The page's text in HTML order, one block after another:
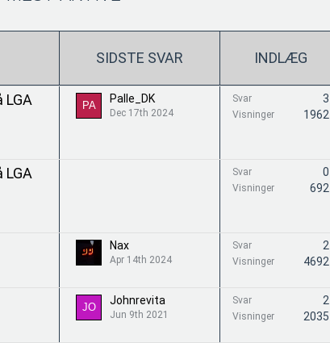
SIDSTE SVAR INDLÆG
LGA
Palle_DK
Dec 17th 2024
Svar 3
Visninger 1962
LGA
Svar 0
Visninger 692
Nax
Apr 14th 2024
Svar 2
Visninger 4692
Johnrevita
Jun 9th 2021
Svar 2
Visninger 2035